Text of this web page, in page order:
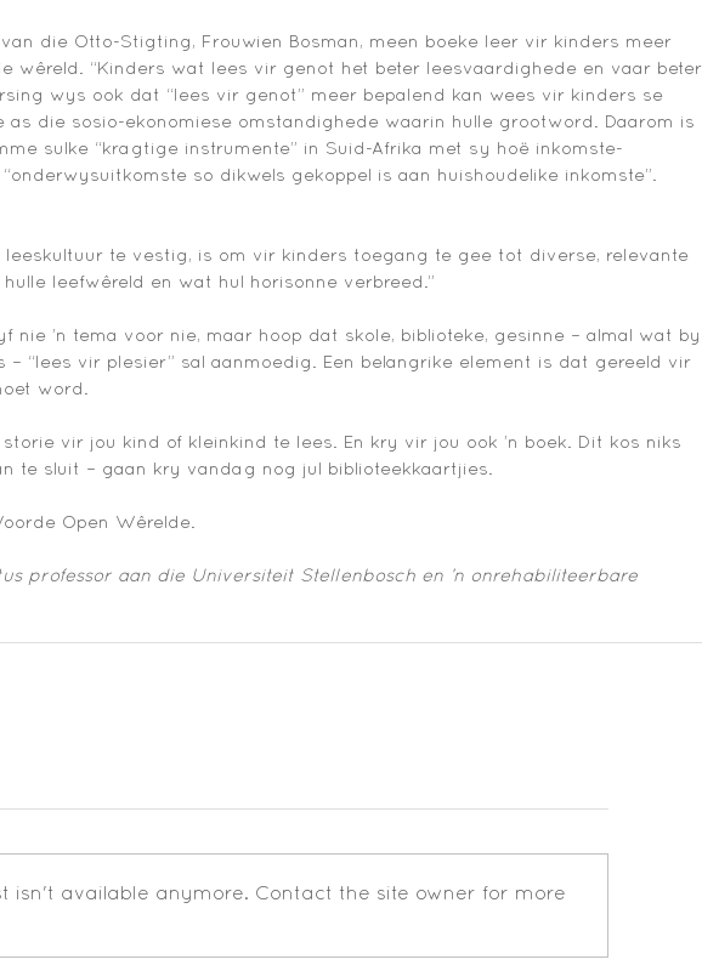
die Otto-Stigting, Frouwien Bosman, meen boeke leer vir kinders meer
wêreld. “Kinders wat lees vir genot het beter leesvaardighede en vaar beter
wys ook dat “lees vir genot” meer bepalend kan wees vir kinders se
as die sosio-ekonomiese omstandighede waarin hulle grootword. Daarom is
sulke “kragtige instrumente” in Suid-Afrika met sy hoë inkomste-
so dikwels gekoppel is aan huishoudelike inkomste”.
leeskultuur te vestig, is om vir kinders toegang te gee tot diverse, relevante
leefwêreld en wat hul horisonne verbreed.”
nie ’n tema voor nie, maar hoop dat skole, biblioteke, gesinne – almal wat by
– “lees vir plesier” sal aanmoedig. Een belangrike element is dat gereeld vir
word.
storie vir jou kind of kleinkind te lees. En kry vir jou ook ’n boek. Dit kos niks
te sluit – gaan kry vandag nog jul biblioteekkaartjies.
Open Wêrelde.
professor aan die Universiteit Stellenbosch en ’n onrehabiliteerbare
isn't available anymore. Contact the site owner for more